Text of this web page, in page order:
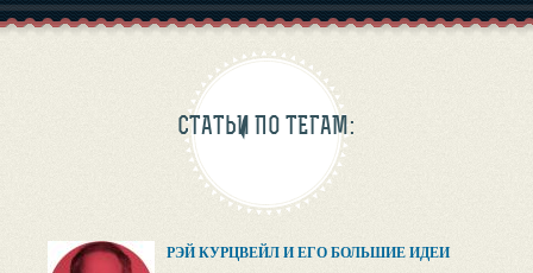
СТАТЬИ ПО ТЕГАМ:
РЭЙ КУРЦВЕЙЛ И ЕГО БОЛЬШИЕ ИДЕИ